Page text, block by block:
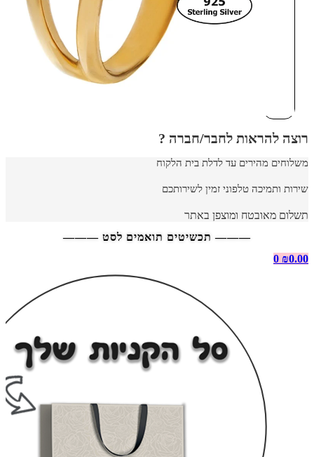
רוצה להראות לחבר/חברה ?
משלוחים מהירים עד לדלת בית הלקוח
שירות ותמיכה טלפוני זמין לשירותכם
תשלום מאובטח ומוצפן באתר
——— תכשיטים תואמים לסט ———
₪0.00
0